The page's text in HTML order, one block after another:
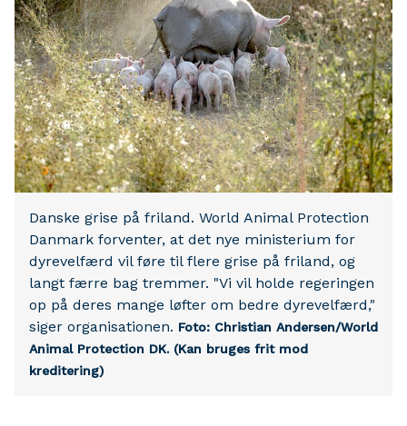
Danske grise på friland. World Animal Protection
Danmark forventer, at det nye ministerium for
dyrevelfærd vil føre til flere grise på friland, og
langt færre bag tremmer. "Vi vil holde regeringen
op på deres mange løfter om bedre dyrevelfærd,"
siger organisationen. Foto: Christian Andersen/World
Animal Protection DK. (Kan bruges frit mod
kreditering)